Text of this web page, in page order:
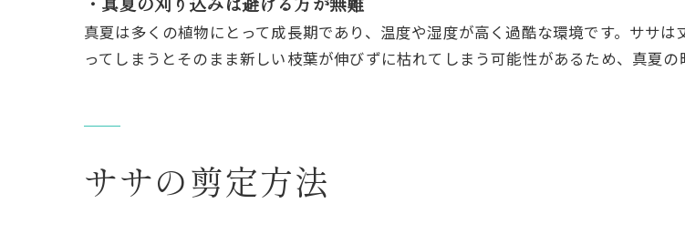
真夏は多くの植物にとって成長期であり、温度や湿度が高く過酷な環境です。ササ
ってしまうとそのまま新しい枝葉が伸びずに枯れてしまう可能性があるため、真夏の
ササの剪定方法